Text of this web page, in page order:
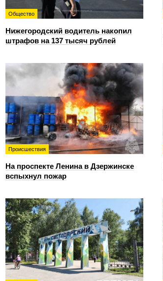
Общество
Нижегородский водитель накопил
штрафов на 137 тысяч рублей
Происшествия
На проспекте Ленина в Дзержинске
вспыхнул пожар